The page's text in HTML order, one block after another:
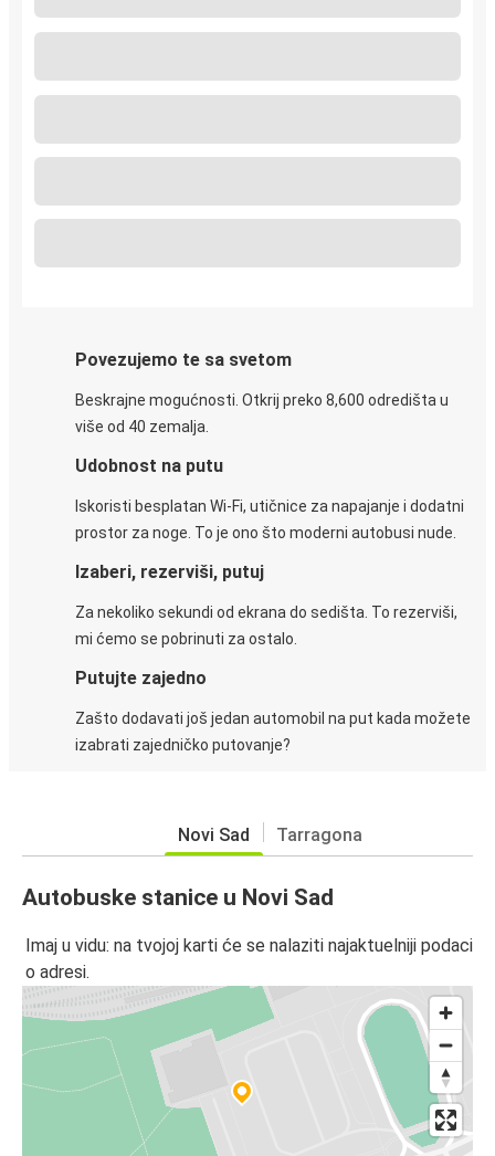
Povezujemo te sa svetom
Beskrajne mogućnosti. Otkrij preko 8,600 odredišta u
više od 40 zemalja.
Udobnost na putu
Iskoristi besplatan Wi-Fi, utičnice za napajanje i dodatni
prostor za noge. To je ono što moderni autobusi nude.
Izaberi, rezerviši, putuj
Za nekoliko sekundi od ekrana do sedišta. To rezerviši,
mi ćemo se pobrinuti za ostalo.
Putujte zajedno
Zašto dodavati još jedan automobil na put kada možete
izabrati zajedničko putovanje?
Novi Sad Tarragona
Autobuske stanice u Novi Sad
Imaj u vidu: na tvojoj karti će se nalaziti najaktuelniji podaci
o adresi.